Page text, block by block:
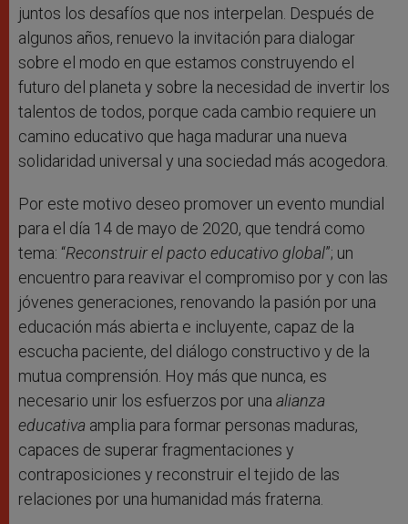
juntos los desafíos que nos interpelan. Después de
algunos años, renuevo la invitación para dialogar
sobre el modo en que estamos construyendo el
futuro del planeta y sobre la necesidad de invertir los
talentos de todos, porque cada cambio requiere un
camino educativo que haga madurar una nueva
solidaridad universal y una sociedad más acogedora.
Por este motivo deseo promover un evento mundial
para el día 14 de mayo de 2020, que tendrá como
tema: “Reconstruir el pacto educativo global”; un
encuentro para reavivar el compromiso por y con las
jóvenes generaciones, renovando la pasión por una
educación más abierta e incluyente, capaz de la
escucha paciente, del diálogo constructivo y de la
mutua comprensión. Hoy más que nunca, es
necesario unir los esfuerzos por una alianza
educativa amplia para formar personas maduras,
capaces de superar fragmentaciones y
contraposiciones y reconstruir el tejido de las
relaciones por una humanidad más fraterna.